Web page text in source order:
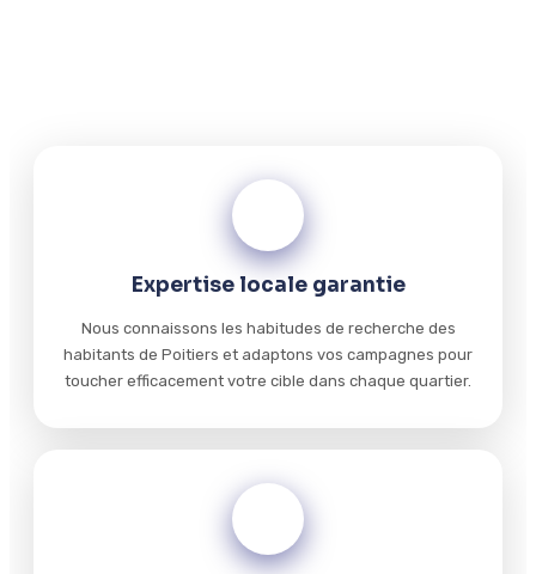
Expertise locale garantie
Nous connaissons les habitudes de recherche des
habitants de Poitiers et adaptons vos campagnes pour
toucher efficacement votre cible dans chaque quartier.